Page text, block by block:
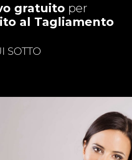
gratuito per
al Tagliamento
SOTTO